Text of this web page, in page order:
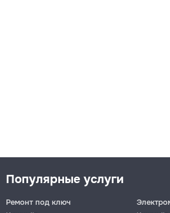
Популярные услуги
Ремонт под ключ